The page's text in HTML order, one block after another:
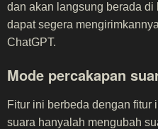
dan akan langsung berada di
dapat segera
ChatGPT.
Mode percakapan
Fitur ini berbeda dengan fitur
suara hanyalah mengubah